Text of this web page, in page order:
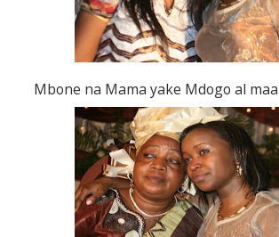
Mbone na Mama yake Mdogo al